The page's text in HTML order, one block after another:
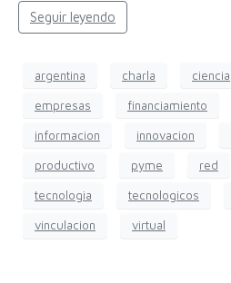
Seguir leyendo
argentina charla ciencia
empresas financiamiento
informacion innovacion
productivo pyme red
tecnologia tecnologicos
vinculacion virtual